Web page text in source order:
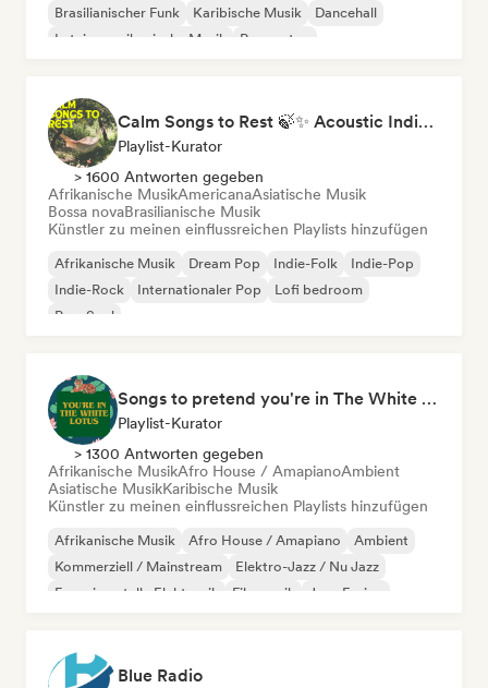
Brasilianischer Funk Karibische Musik
Dancehall
Lateinamerikanische Musik
Reggaeton
Calm Songs to Rest 🍃✨ Acoustic Indie Folk & Singer-Songwriter
Playlist-Kurator
> 1600 Antworten gegeben
Afrikanische MusikAmericanaAsiatische Musik
Bossa novaBrasilianische Musik
Künstler zu meinen einflussreichen Playlists hinzufügen
Afrikanische Musik Dream Pop Indie-Folk
Indie-Pop
Indie-Rock
Internationaler Pop
Lofi bedroom
Pop-Soul
Songs to pretend you're in The White Lotus
Playlist-Kurator
> 1300 Antworten gegeben
Afrikanische MusikAfro House / AmapianoAmbient
Asiatische MusikKaribische Musik
Künstler zu meinen einflussreichen Playlists hinzufügen
Afrikanische Musik Afro House / Amapiano
Ambient
Kommerziell / Mainstream
Elektro-Jazz / Nu Jazz
Experimentelle Elektronik
Filmmusik Jazz-Fusion
Blue Radio